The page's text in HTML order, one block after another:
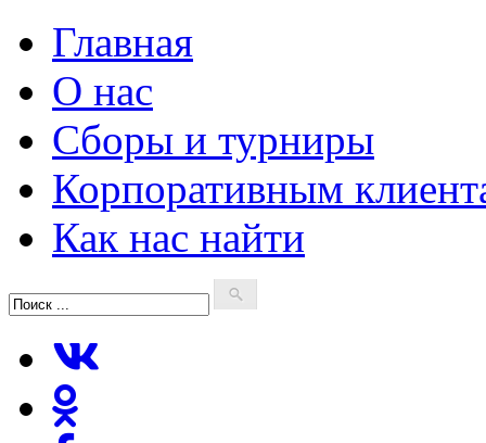
Главная
О нас
Сборы и турниры
Корпоративным
Как нас найти